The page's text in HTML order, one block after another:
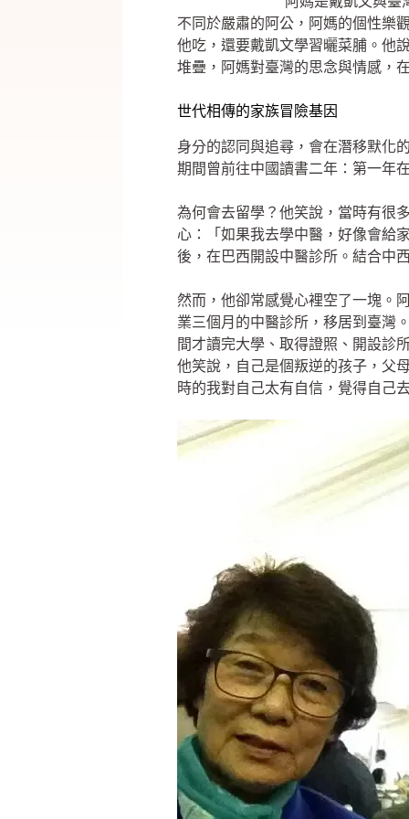
不同於嚴肅的阿公，阿媽的個性樂
他吃，還要戴凱文學習曬菜脯。他
堆疊，阿媽對臺灣的思念與情感，
世代相傳的家族冒險基因
身分的認同與追尋，會在潛移默化
期間曾前往中國讀書二年：第一年
為何會去留學？他笑說，當時有很
心：「如果我去學中醫，好像會給
後，在巴西開設中醫診所。結合中
然而，他卻常感覺心裡空了一塊。
業三個月的中醫診所，移居到臺灣
間才讀完大學、取得證照、開設診
他笑說，自己是個叛逆的孩子，父
時的我對自己太有自信，覺得自己